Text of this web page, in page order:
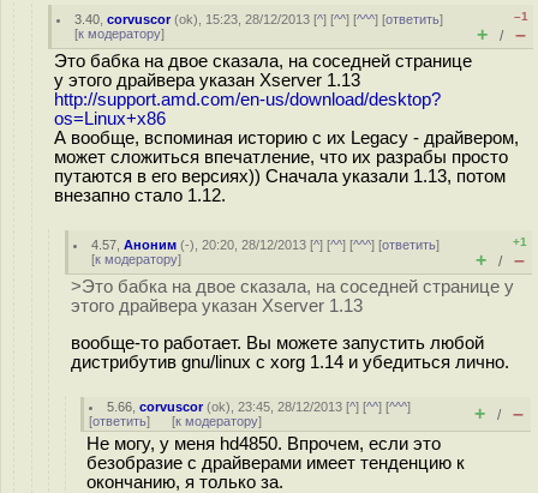
3.40 ,corvuscor(ok), 15:23, 28/12/2013 [^] [^^] [^^^] [ответить]
[к модератору]
–1
+ / –
Это бабка на двое сказала, на соседней странице
у этого драйвера указан Xserver 1.13
http://support.amd.com/en-us/download/desktop?
os=Linux+x86
А вообще, вспоминая историю с их Legacy - драйвером,
может сложиться впечатление, что их разрабы просто
путаются в его версиях)) Сначала указали 1.13, потом
внезапно стало 1.12.
4.57 ,Аноним (-), 20:20, 28/12/2013 [^] [^^] [^^^] [ответить]
[к модератору]
+1
+ / –
>Это бабка на двое сказала, на соседней странице у
этого драйвера указан Xserver 1.13
вообще-то работает. Вы можете запустить любой
дистрибутив gnu/linux с xorg 1.14 и убедиться лично.
5.66 ,corvuscor(ok), 23:45, 28/12/2013 [^] [^^] [^^^]
[ответить] [к модератору] + / –
Не могу, у меня hd4850. Впрочем, если это
безобразие с драйверами имеет тенденцию к
окончанию, я только за.